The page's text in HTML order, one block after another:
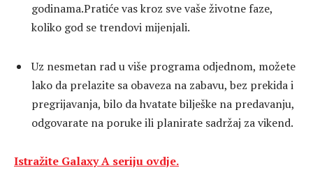
godinama.Pratiće vas kroz sve vaše životne faze,
koliko god se trendovi mijenjali.
Uz nesmetan rad u više programa odjednom, možete
lako da prelazite sa obaveza na zabavu, bez prekida i
pregrijavanja, bilo da hvatate bilješke na predavanju,
odgovarate na poruke ili planirate sadržaj za vikend.
Istražite Galaxy A seriju ovdje.